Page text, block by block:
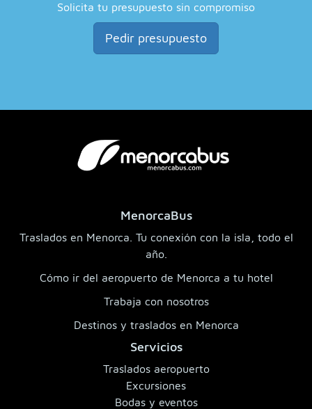
Solicita tu presupuesto sin compromiso
Pedir presupuesto
MenorcaBus
Traslados en Menorca. Tu conexión con la isla, todo el
año.
Cómo ir del aeropuerto de Menorca a tu hotel
Trabaja con nosotros
Destinos y traslados en Menorca
Servicios
Traslados aeropuerto
Excursiones
Bodas y eventos